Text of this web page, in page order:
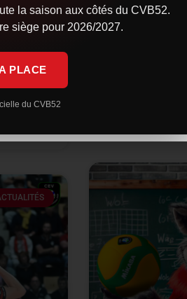
a
C’est mardi soir,
CVB52 recevait
Champions
set remporté par
la saison aux côtés du CVB52.
siège pour 2026/2027.
PLACE
du CVB52